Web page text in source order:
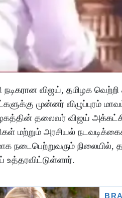
நடிகரான விஜய், தமிழக
முன்னர் விழுப்புரம்
கழகத்தின் தலைவர் விஜய்
மற்றும் அரசியல்
நடைபெற்றுவரும் நிலையில்,